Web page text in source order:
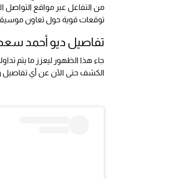
من التفاعل عبر مواقع التواصل
توقعات قوية حول تعاون
تفاصيل ديو أحمد
جاء هذا الظهور ليعزز ما يتم
الكشف حتى الآن عن أي تفاصيل